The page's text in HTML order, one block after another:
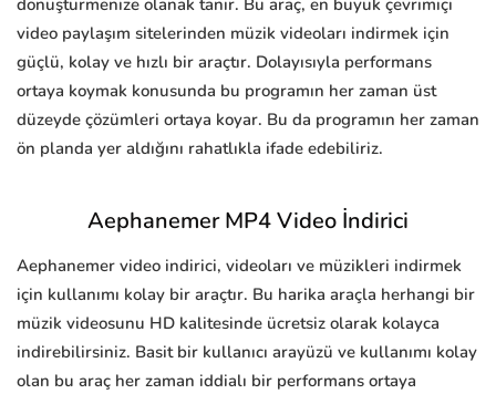
dönüştürmenize olanak tanır. Bu araç, en büyük çevrimiçi
video paylaşım sitelerinden müzik videoları indirmek için
güçlü, kolay ve hızlı bir araçtır. Dolayısıyla performans
ortaya koymak konusunda bu programın her zaman üst
düzeyde çözümleri ortaya koyar. Bu da programın her zaman
ön planda yer aldığını rahatlıkla ifade edebiliriz.
Aephanemer MP4 Video İndirici
Aephanemer video indirici, videoları ve müzikleri indirmek
için kullanımı kolay bir araçtır. Bu harika araçla herhangi bir
müzik videosunu HD kalitesinde ücretsiz olarak kolayca
indirebilirsiniz. Basit bir kullanıcı arayüzü ve kullanımı kolay
olan bu araç her zaman iddialı bir performans ortaya